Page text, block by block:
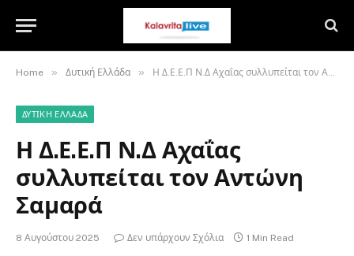
Home » Δυτική Ελλάδα » Η Δ.Ε.Ε.Π Ν.Δ Αχαΐας συλλυπείται τον Αντώνη Σαμαρά
ΔΥΤΙΚΉ ΕΛΛΆΔΑ
Η Δ.Ε.Ε.Π Ν.Δ Αχαΐας
συλλυπείται τον Αντώνη
Σαμαρά
8 Αυγούστου 2025 Δεν υπάρχουν Σχόλια 1 Min Read